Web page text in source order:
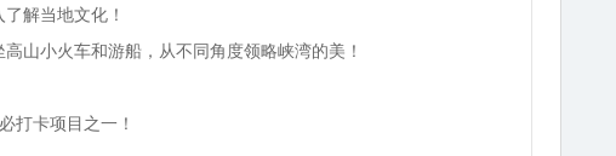
解当地文化！
山小火车和游船，从不同角度领略峡湾的美！
打卡项目之一！